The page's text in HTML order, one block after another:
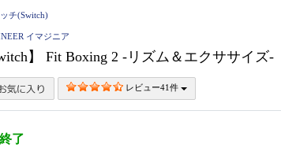
チ(Switch)
イマジニア
】 Fit Boxing 2 -リズム＆エクササイ
レビュー41件
了